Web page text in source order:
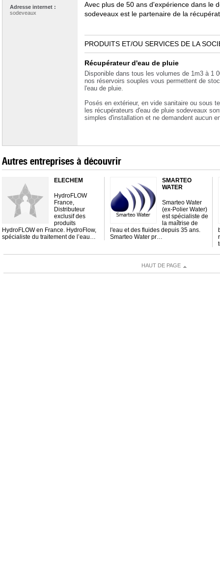
Adresse internet :
sodeveaux
Avec plus de 50 ans d'expérience dans le
sodeveaux est le partenaire de la
PRODUITS ET/OU SERVICES DE LA
Récupérateur d'eau de pluie
Disponible dans tous les volumes de 1m3 à 1
nos réservoirs souples vous permettent de
l'eau de pluie.
Posés en extérieur, en vide sanitaire ou sous
les récupérateurs d'eau de pluie sodeveaux
simples d'installation et ne demandent aucun
Autres entreprises à découvrir
ELECHEM
HydroFLOW
France,
Distributeur
exclusif des
produits
HydroFLOW en France. HydroFlow,
spécialiste du traitement de l’eau…
SMARTEO
WATER
Smarteo Water
(ex-Polier Water)
est spécialiste de
la maîtrise de
l'eau et des fluides depuis 35 ans.
Smarteo Water pr…
HAUT DE PAGE